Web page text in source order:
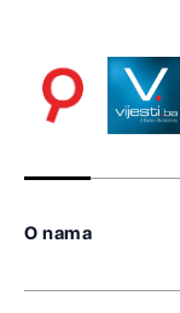
O nama